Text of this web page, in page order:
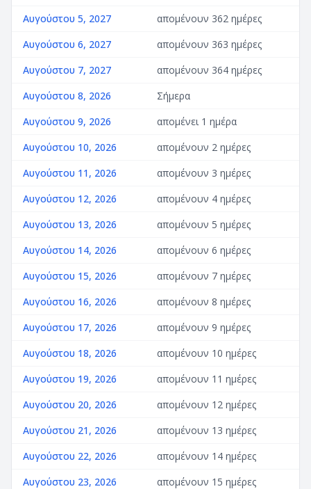
Αυγούστου 5, 2027
απομένουν 362 ημέρες
Αυγούστου 6, 2027
απομένουν 363 ημέρες
Αυγούστου 7, 2027
απομένουν 364 ημέρες
Αυγούστου 8, 2026
Σήμερα
Αυγούστου 9, 2026
απομένει 1 ημέρα
Αυγούστου 10, 2026
απομένουν 2 ημέρες
Αυγούστου 11, 2026
απομένουν 3 ημέρες
Αυγούστου 12, 2026
απομένουν 4 ημέρες
Αυγούστου 13, 2026
απομένουν 5 ημέρες
Αυγούστου 14, 2026
απομένουν 6 ημέρες
Αυγούστου 15, 2026
απομένουν 7 ημέρες
Αυγούστου 16, 2026
απομένουν 8 ημέρες
Αυγούστου 17, 2026
απομένουν 9 ημέρες
Αυγούστου 18, 2026
απομένουν 10 ημέρες
Αυγούστου 19, 2026
απομένουν 11 ημέρες
Αυγούστου 20, 2026
απομένουν 12 ημέρες
Αυγούστου 21, 2026
απομένουν 13 ημέρες
Αυγούστου 22, 2026
απομένουν 14 ημέρες
Αυγούστου 23, 2026
απομένουν 15 ημέρες